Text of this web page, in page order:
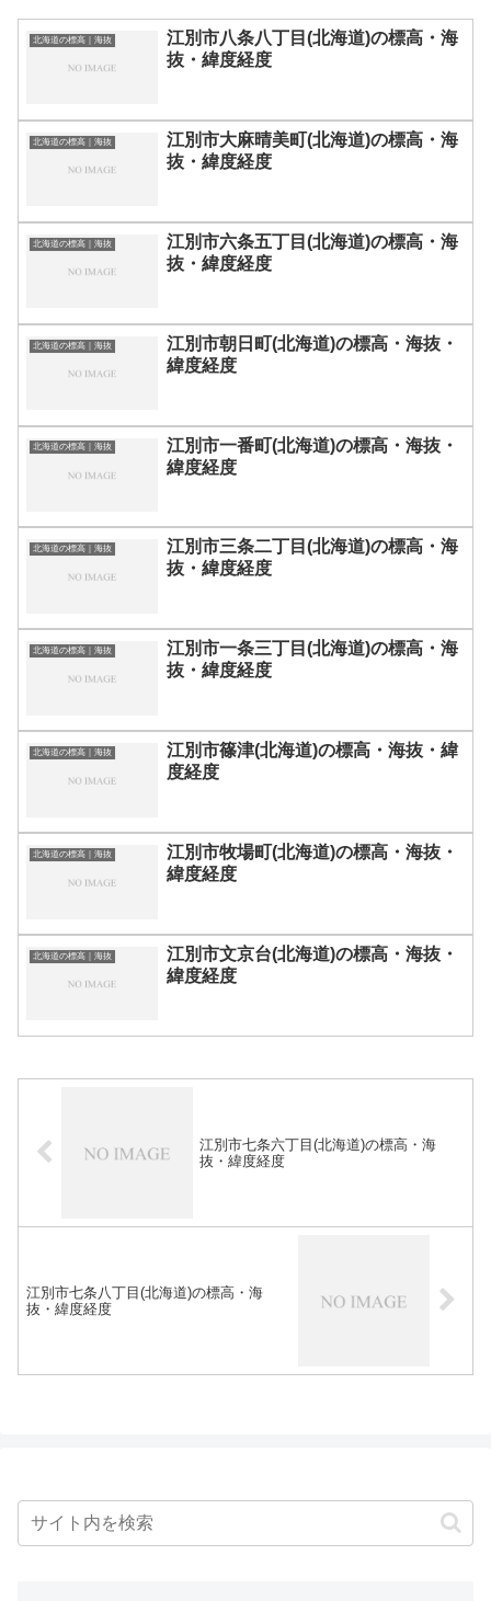
北海道の標高｜海抜
江別市八条八丁目(北海道)の標高・海
抜・緯度経度
北海道の標高｜海抜
江別市大麻晴美町(北海道)の標高・海
抜・緯度経度
北海道の標高｜海抜
江別市六条五丁目(北海道)の標高・海
抜・緯度経度
北海道の標高｜海抜
江別市朝日町(北海道)の標高・海抜・
緯度経度
北海道の標高｜海抜
江別市一番町(北海道)の標高・海抜・
緯度経度
北海道の標高｜海抜
江別市三条二丁目(北海道)の標高・海
抜・緯度経度
北海道の標高｜海抜
江別市一条三丁目(北海道)の標高・海
抜・緯度経度
北海道の標高｜海抜
江別市篠津(北海道)の標高・海抜・緯
度経度
北海道の標高｜海抜
江別市牧場町(北海道)の標高・海抜・
緯度経度
北海道の標高｜海抜
江別市文京台(北海道)の標高・海抜・
緯度経度
江別市七条六丁目(北海道)の標高・海
抜・緯度経度
江別市七条八丁目(北海道)の標高・海
抜・緯度経度